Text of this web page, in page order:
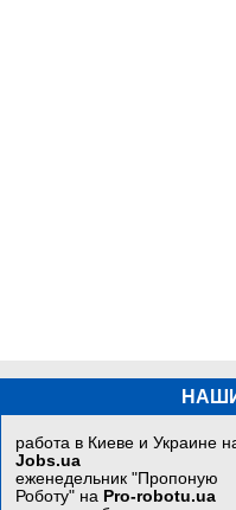
работа в Киеве и Украине
Jobs.ua
еженедельник "Пропоную
Роботу" на Pro-robotu.ua